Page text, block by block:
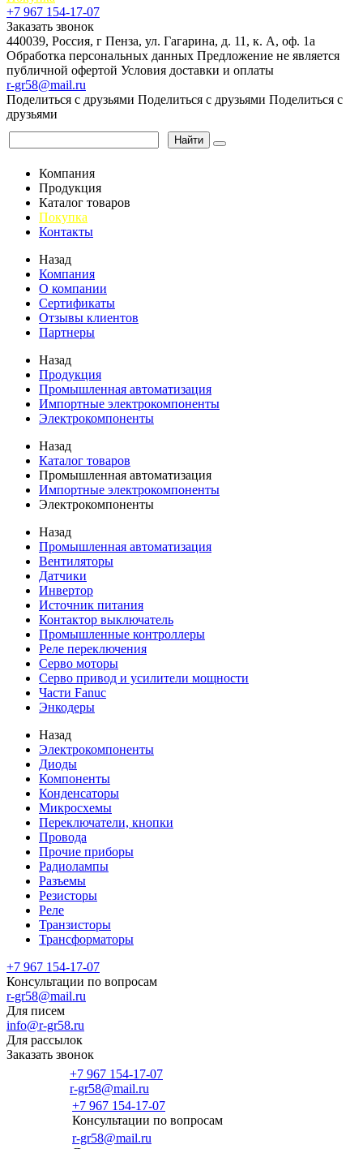
+7 967 154-17-07
Заказать звонок
440039, Россия, г Пенза, ул. Гагарина, д. 11, к. А, оф. 1а
Обработка персональных данных Предложение не является
публичной офертой Условия доставки и оплаты
r-gr58@mail.ru
Поделиться с друзьями Поделиться с друзьями Поделиться с
друзьями
Найти
Компания
Продукция
Каталог товаров
Покупка
Контакты
Назад
Компания
О компании
Сертификаты
Отзывы клиентов
Партнеры
Назад
Продукция
Промышленная автоматизация
Импортные электрокомпоненты
Электрокомпоненты
Назад
Каталог товаров
Промышленная автоматизация
Импортные электрокомпоненты
Электрокомпоненты
Назад
Промышленная автоматизация
Вентиляторы
Датчики
Инвертор
Источник питания
Контактор выключатель
Промышленные контроллеры
Реле переключения
Серво моторы
Серво привод и усилители мощности
Части Fanuc
Энкодеры
Назад
Электрокомпоненты
Диоды
Компоненты
Конденсаторы
Микросхемы
Переключатели, кнопки
Провода
Прочие приборы
Радиолампы
Разъемы
Резисторы
Реле
Транзисторы
Трансформаторы
+7 967 154-17-07
Консультации по вопросам
r-gr58@mail.ru
Для писем
info@r-gr58.ru
Для рассылок
Заказать звонок
+7 967 154-17-07
r-gr58@mail.ru
+7 967 154-17-07
Консультации по вопросам
r-gr58@mail.ru